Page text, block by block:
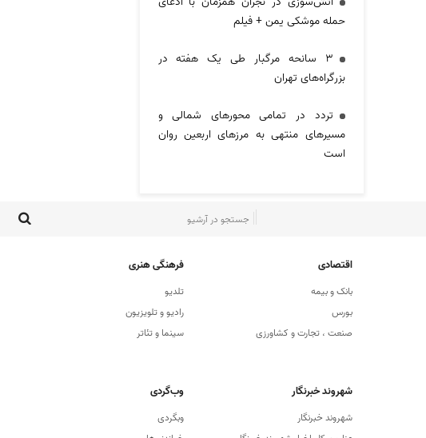
حمله موشکی یمن + فیلم
۳ سانحه مرگبار طی یک هفته در
بزرگراه‌های تهران
تردد در تمامی محور‌های شمالی و
مسیر‌های منتهی به مرز‌های اربعین روان
است
اقتصادی
بانک و بیمه
بورس
صنعت ، تجارت و کشاورزی
فرهنگی هنری
تلدیو
رادیو و تلویزیون
سینما و تئاتر
شهروند خبرنگار
شهروند خبرنگار
وب‌گردی
وبگردی